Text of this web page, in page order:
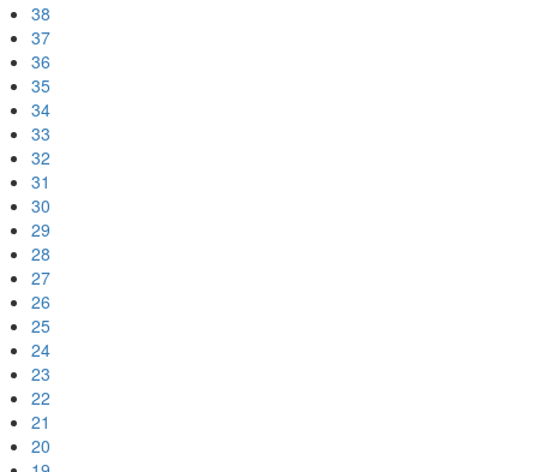
38
37
36
35
34
33
32
31
30
29
28
27
26
25
24
23
22
21
20